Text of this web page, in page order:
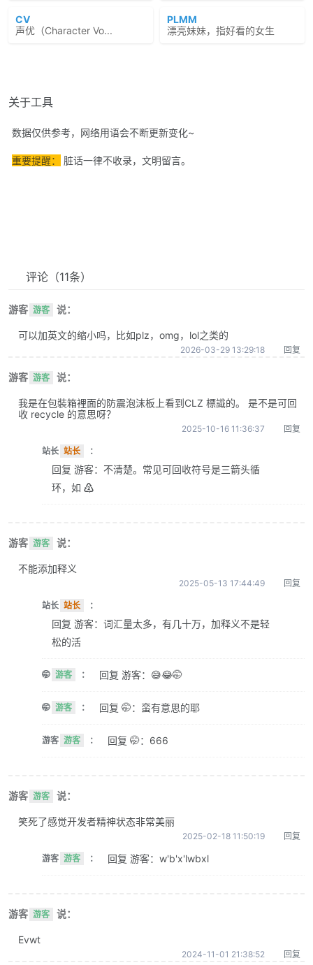
CV
声优（Character Vo...
PLMM
漂亮妹妹，指好看的女生
关于工具
数据仅供参考，网络用语会不断更新变化~
重要提醒： 脏话一律不收录，文明留言。
评论 （11条）
游客 游客 说：
可以加英文的缩小吗，比如plz，omg，lol之类的
2026-03-29 13:29:18 回复
游客 游客 说：
我是在包裝箱裡面的防震泡沫板上看到CLZ 標識的。 是不是可回
收 recycle 的意思呀？
2025-10-16 11:36:37 回复
站长 站长 ：
回复 游客：不清楚。常见可回收符号是三箭头循
环，如 ♴
游客 游客 说：
不能添加释义
2025-05-13 17:44:49 回复
站长 站长 ：
回复 游客：词汇量太多，有几十万，加释义不是轻
松的活
🤭 游客 ： 回复 游客：😅😂🤭
🤭 游客 ： 回复 🤭：蛮有意思的耶
游客 游客 ： 回复 🤭：666
游客 游客 说：
笑死了感觉开发者精神状态非常美丽
2025-02-18 11:50:19 回复
游客 游客 ： 回复 游客：w'b'x'lwbxl
游客 游客 说：
Evwt
2024-11-01 21:38:52 回复